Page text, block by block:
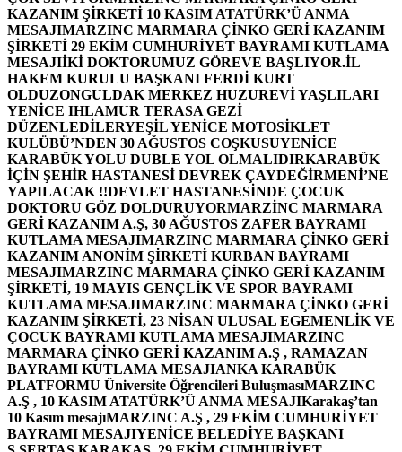
KAZANIM ŞİRKETİ 10 KASIM ATATÜRK’Ü ANMA
MESAJIMARZINC MARMARA ÇİNKO GERİ KAZANIM
ŞİRKETİ 29 EKİM CUMHURİYET BAYRAMI KUTLAMA
MESAJIİKİ DOKTORUMUZ GÖREVE BAŞLIYOR.İL
HAKEM KURULU BAŞKANI FERDİ KURT
OLDUZONGULDAK MERKEZ HUZUREVİ YAŞLILARI
YENİCE IHLAMUR TERASA GEZİ
DÜZENLEDİLERYEŞİL YENİCE MOTOSİKLET
KULÜBÜ’NDEN 30 AĞUSTOS COŞKUSUYENİCE
KARABÜK YOLU DUBLE YOL OLMALIDIRKARABÜK
İÇİN ŞEHİR HASTANESİ DEVREK ÇAYDEĞİRMENİ’NE
YAPILACAK !!DEVLET HASTANESİNDE ÇOCUK
DOKTORU GÖZ DOLDURUYORMARZİNC MARMARA
GERİ KAZANIM A.Ş, 30 AĞUSTOS ZAFER BAYRAMI
KUTLAMA MESAJIMARZINC MARMARA ÇİNKO GERİ
KAZANIM ANONİM ŞİRKETİ KURBAN BAYRAMI
MESAJIMARZINC MARMARA ÇİNKO GERİ KAZANIM
ŞİRKETİ, 19 MAYIS GENÇLİK VE SPOR BAYRAMI
KUTLAMA MESAJIMARZINC MARMARA ÇİNKO GERİ
KAZANIM ŞİRKETİ, 23 NİSAN ULUSAL EGEMENLİK VE
ÇOCUK BAYRAMI KUTLAMA MESAJIMARZINC
MARMARA ÇİNKO GERİ KAZANIM A.Ş , RAMAZAN
BAYRAMI KUTLAMA MESAJIANKA KARABÜK
PLATFORMU Üniversite Öğrencileri BuluşmasıMARZINC
A.Ş , 10 KASIM ATATÜRK’Ü ANMA MESAJIKarakaş’tan
10 Kasım mesajıMARZINC A.Ş , 29 EKİM CUMHURİYET
BAYRAMI MESAJIYENİCE BELEDİYE BAŞKANI